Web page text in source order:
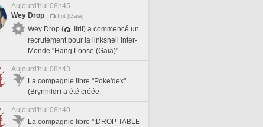
Aujourd'hui 08h45
Wey Drop
Ifrit [Gaia]
Wey Drop (
Ifrit) a commencé un
recrutement pour la linkshell inter-
Monde "Hang Loose (Gaia)".
Aujourd'hui 08h43
La compagnie libre "Poke'dex"
(Brynhildr) a été créée.
Aujourd'hui 08h40
La compagnie libre ";DROP TABLE